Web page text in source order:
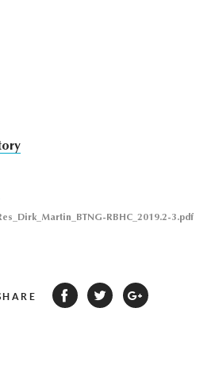
RBHC_2019.2-3.pdf